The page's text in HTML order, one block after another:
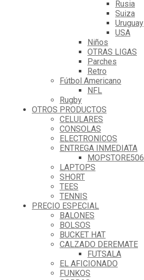
Rusia
Suiza
Uruguay
USA
Niños
OTRAS LIGAS
Parches
Retro
Fútbol Americano
NFL
Rugby
OTROS PRODUCTOS
CELULARES
CONSOLAS
ELECTRONICOS
ENTREGA INMEDIATA
MOPSTORE506
LAPTOPS
SHORT
TEES
TENNIS
PRECIO ESPECIAL
BALONES
BOLSOS
BUCKET HAT
CALZADO DEREMATE
FUTSALA
EL AFICIONADO
FUNKOS